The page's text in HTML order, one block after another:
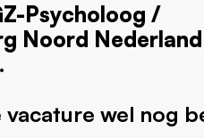
Psycholoog /
Noord Nederland
wel nog